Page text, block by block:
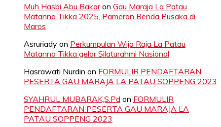
Muh Hasbi Abu Bakaron Gau Maraja La Patau
Matanna Tikka 2025, Pameran Benda Pusaka di
Maros
Asruriady on Perkumpulan Wija Raja La Patau
Matanna Tikka gelar Silaturahmi Nasional
Hasrawati Nurdin on FORMULIR PENDAFTARAN
PESERTA GAU MARAJA LA PATAU SOPPENG 2023
SYAHRUL MUBARAK,S.Pd on FORMULIR
PENDAFTARAN PESERTA GAU MARAJA LA
PATAU SOPPENG 2023